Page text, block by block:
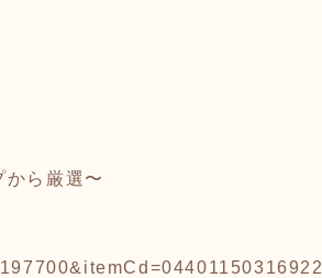
ら厳選〜